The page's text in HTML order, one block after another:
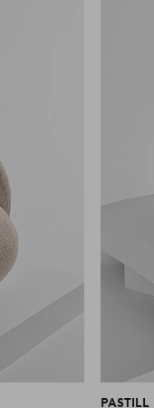
PASTILL